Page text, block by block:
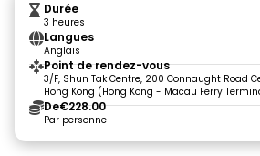
Durée
3 heures
Langues
Anglais
Point de rendez-vous
3/F, Shun Tak Centre, 200 Connaught Road
Hong Kong (Hong Kong - Macau Ferry
De€228.00
Par personne